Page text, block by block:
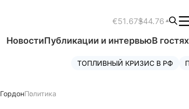
€51.67$44.76
НовостиПубликации и интервьюВ
ТОПЛИВНЫЙ КРИЗИС В РФ
ГордонПолитика